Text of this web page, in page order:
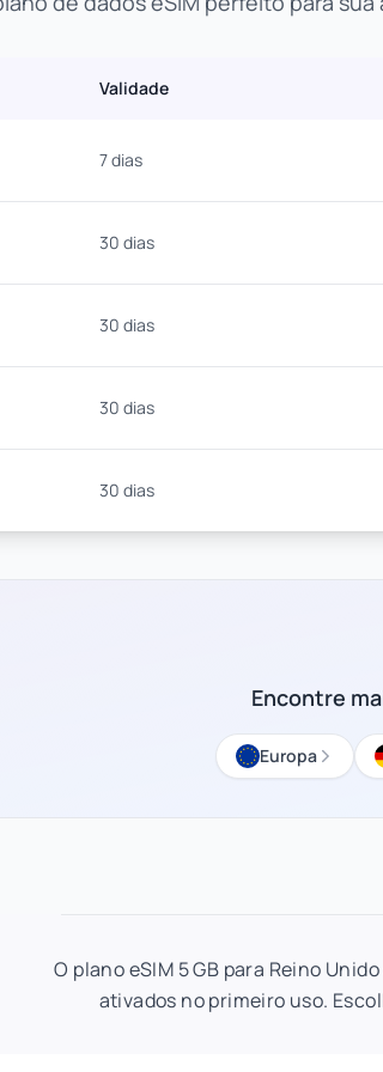
Validade
7 dias
30 dias
30 dias
30 dias
30 dias
Encontre
Europa
O plano eSIM 5 GB para Reino
ativados no primeiro uso.